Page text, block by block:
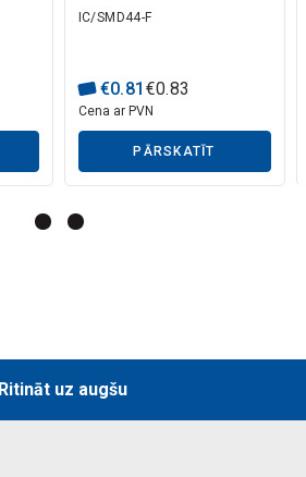
IC/SMD44-F
€0.81 €0.83
Cena ar PVN
PĀRSKATĪT
Ritināt uz augšu